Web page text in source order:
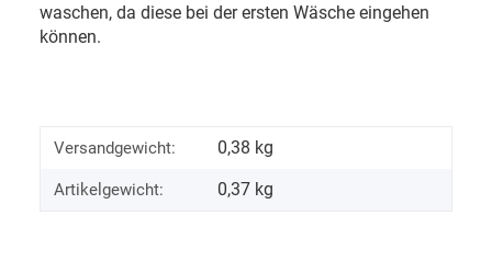
waschen, da diese bei der ersten Wäsche eingehen
können.
Versandgewicht: 0,38 kg
Artikelgewicht: 0,37 kg